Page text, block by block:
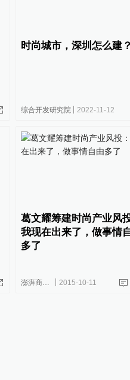
时尚城市，深圳怎么建？
综合开发研究院 2022-11-12
葛文耀筹建时尚产业风
我现在出来了，做事情
多了
澎湃商学院 2015-10-11